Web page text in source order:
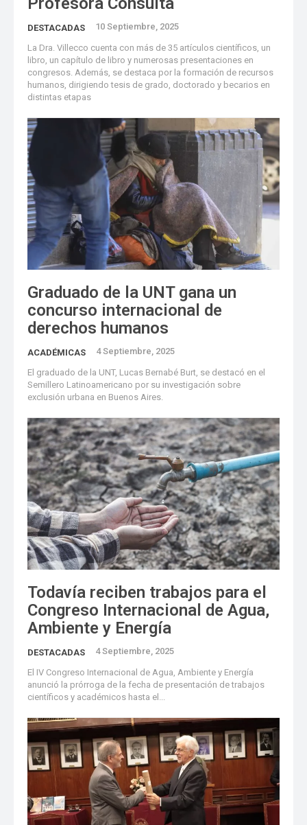
DESTACADAS 10 Septiembre, 2025
La Dra. Villecco cuenta con más de 35 artículos científicos, un
libro, un capítulo de libro y numerosas presentaciones en
congresos. Además, se destaca por la formación de recursos
humanos, dirigiendo tesis de grado, doctorado y becarios en
distintas etapas
Graduado de la UNT gana un
concurso internacional de
derechos humanos
ACADÉMICAS 4 Septiembre, 2025
El graduado de la UNT, Lucas Bernabé Burt, se destacó en el
Semillero Latinoamericano por su investigación sobre
exclusión urbana en Buenos Aires.
Todavía reciben trabajos para el
Congreso Internacional de Agua,
Ambiente y Energía
DESTACADAS 4 Septiembre, 2025
El IV Congreso Internacional de Agua, Ambiente y Energía
anunció la prórroga de la fecha de presentación de trabajos
científicos y académicos hasta el...